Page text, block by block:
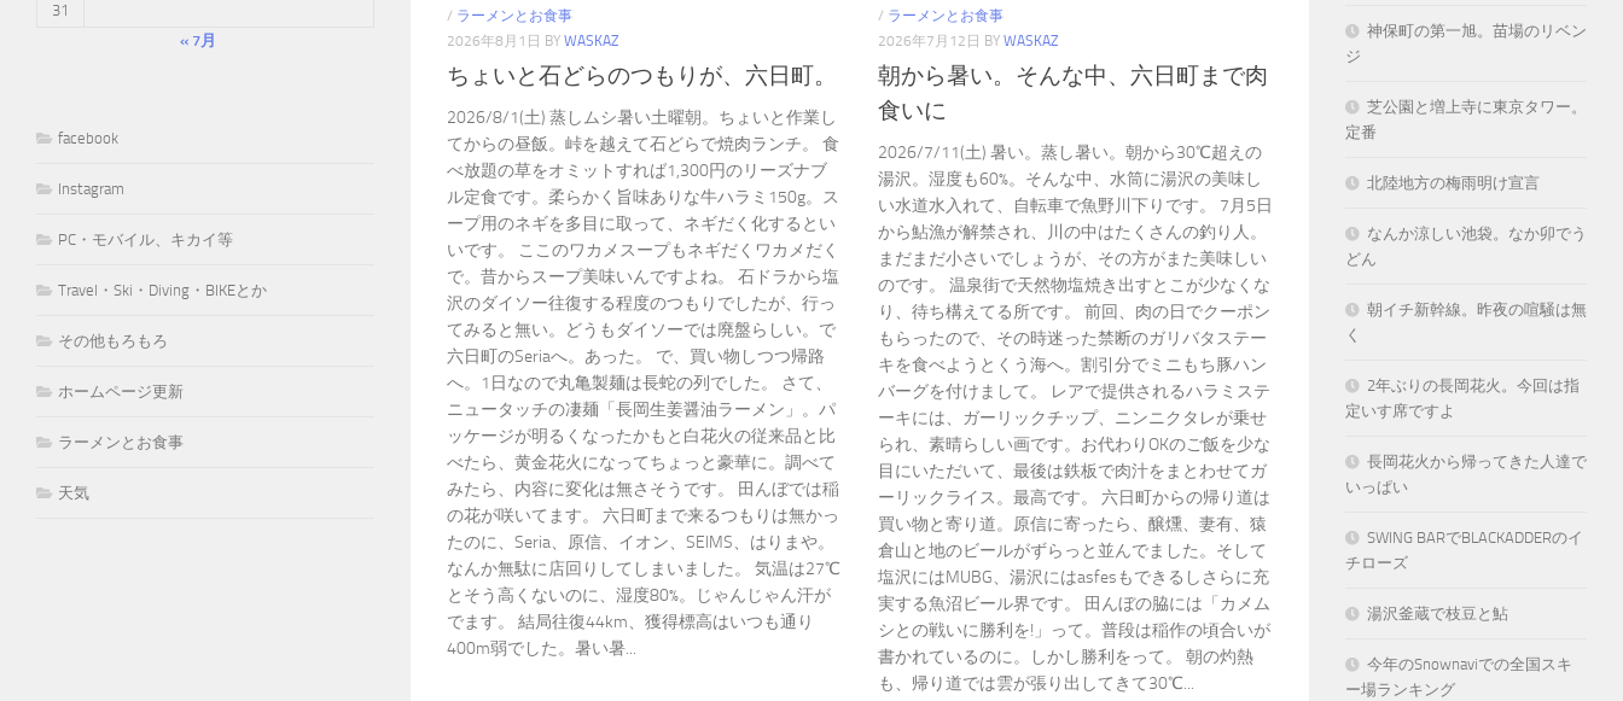
/ ラーメンとお食事
2026年8月1日 BY WASKAZ
ちょいと石どらのつもりが、六日町。
2026/8/1(土) 蒸しムシ暑い土曜朝。ちょいと作業し
てからの昼飯。峠を越えて石どらで焼肉ランチ。 食
べ放題の草をオミットすれば1,300円のリーズナブ
ル定食です。柔らかく旨味ありな牛ハラミ150g。ス
ープ用のネギを多目に取って、ネギだく化するとい
いです。 ここのワカメスープもネギだくワカメだく
で。昔からスープ美味いんですよね。 石ドラから塩
沢のダイソー往復する程度のつもりでしたが、行っ
てみると無い。どうもダイソーでは廃盤らしい。で
六日町のSeriaへ。あった。 で、買い物しつつ帰路
へ。1日なので丸亀製麺は長蛇の列でした。 さて、
ニュータッチの凄麺「長岡生姜醤油ラーメン」。パ
ッケージが明るくなったかもと白花火の従来品と比
べたら、黄金花火になってちょっと豪華に。調べて
みたら、内容に変化は無さそうです。 田んぼでは稲
の花が咲いてます。 六日町まで来るつもりは無かっ
たのに、Seria、原信、イオン、SEIMS、はりまや。
なんか無駄に店回りしてしまいました。 気温は27℃
とそう高くないのに、湿度80%。じゃんじゃん汗が
でます。 結局往復44km、獲得標高はいつも通り
400m弱でした。暑い暑...
/ ラーメンとお食事
2026年7月12日 BY WASKAZ
朝から暑い。そんな中、六日町まで肉
食いに
2026/7/11(土) 暑い。蒸し暑い。朝から30℃超えの
湯沢。湿度も60%。そんな中、水筒に湯沢の美味し
い水道水入れて、自転車で魚野川下りです。 7月5日
から鮎漁が解禁され、川の中はたくさんの釣り人。
まだまだ小さいでしょうが、その方がまた美味しい
のです。 温泉街で天然物塩焼き出すとこが少なくな
り、待ち構えてる所です。 前回、肉の日でクーポン
もらったので、その時迷った禁断のガリバタステー
キを食べようとくう海へ。割引分でミニもち豚ハン
バーグを付けまして。 レアで提供されるハラミステ
ーキには、ガーリックチップ、ニンニクタレが乗せ
られ、素晴らしい画です。お代わりOKのご飯を少な
目にいただいて、最後は鉄板で肉汁をまとわせてガ
ーリックライス。最高です。 六日町からの帰り道は
買い物と寄り道。原信に寄ったら、醸燻、妻有、猿
倉山と地のビールがずらっと並んでました。そして
塩沢にはMUBG、湯沢にはasfesもできるしさらに充
実する魚沼ビール界です。 田んぼの脇には「カメム
シとの戦いに勝利を!」って。普段は稲作の頃合いが
書かれているのに。しかし勝利をって。 朝の灼熱
も、帰り道では雲が張り出してきて30℃...
31
« 7月
facebook
Instagram
PC・モバイル、キカイ等
Travel・Ski・Diving・BIKEとか
その他もろもろ
ホームページ更新
ラーメンとお食事
天気
神保町の第一旭。苗場のリベン
ジ
芝公園と増上寺に東京タワー。
定番
北陸地方の梅雨明け宣言
なんか涼しい池袋。なか卯でう
どん
朝イチ新幹線。昨夜の喧騒は無
く
2年ぶりの長岡花火。今回は指
定いす席ですよ
長岡花火から帰ってきた人達で
いっぱい
SWING BARでBLACKADDERのイ
チローズ
湯沢釜蔵で枝豆と鮎
今年のSnownaviでの全国スキ
ー場ランキング